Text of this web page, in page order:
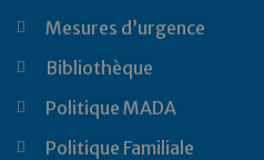
Mesures d’urgence
Bibliothèque
Politique MADA
Politique Familiale